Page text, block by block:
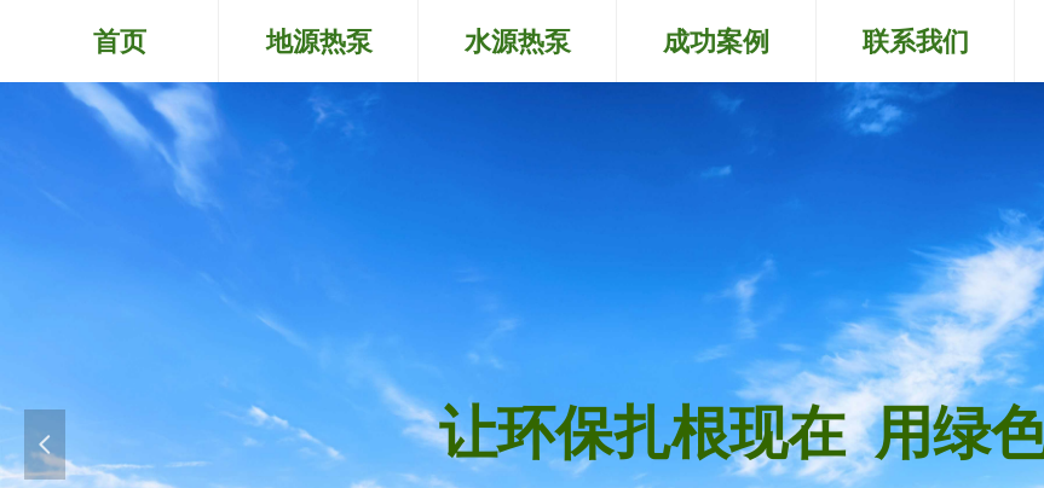
首页 地源热泵 水源热泵 成功案例 联系我们
让环保扎根现在 用绿
넳